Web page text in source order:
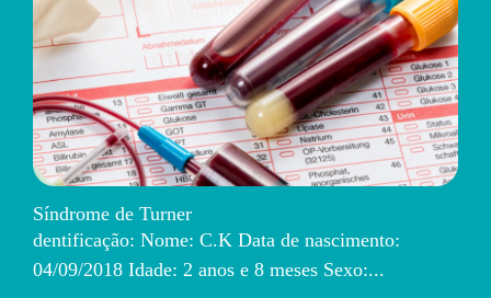
Síndrome de Turner
dentificação: Nome: C.K Data de nascimento:
04/09/2018 Idade: 2 anos e 8 meses Sexo:...